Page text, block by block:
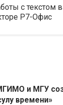
с текстом в
Р7-Офис
и МГУ
времени»